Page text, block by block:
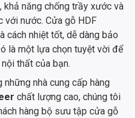
khả năng chống trầy xước và
với nước. Cửa gỗ HDF
cách nhiệt tốt, dễ dàng bảo
là một lựa chọn tuyệt vời để
thất của bạn.
nhà cung cấp hàng
chất lượng cao, chúng tôi
hàng bộ sưu tập cửa gỗ